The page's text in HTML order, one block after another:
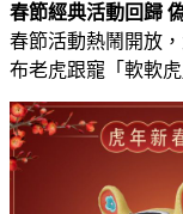
春節經典活動回歸
春節活動熱鬧開放
布老虎跟寵「軟軟